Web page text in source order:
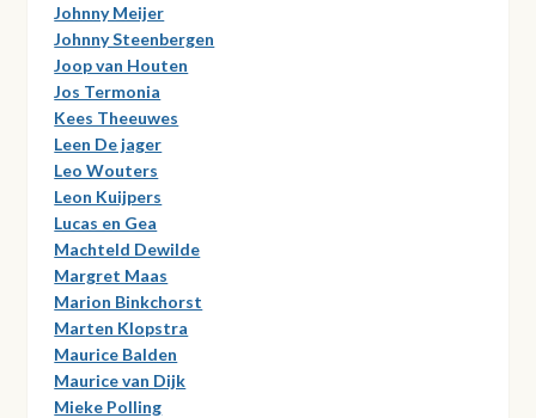
Johnny Meijer
Johnny Steenbergen
Joop van Houten
Jos Termonia
Kees Theeuwes
Leen De jager
Leo Wouters
Leon Kuijpers
Lucas en Gea
Machteld Dewilde
Margret Maas
Marion Binkchorst
Marten Klopstra
Maurice Balden
Maurice van Dijk
Mieke Polling